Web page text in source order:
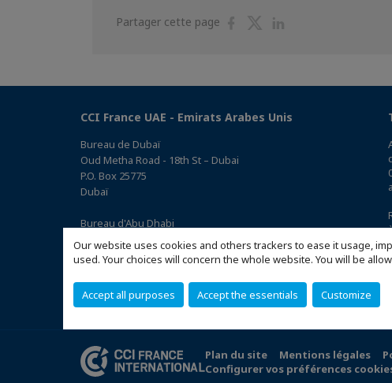
Our website uses cookies and others trackers to ease it usage,
used. Your choices will concern the whole website. You will be
Accept all purposes Accept the essentials Customize
Partager cette page
PartagerPartager
CCI France UAE - Emirats Arabes Unis
Bureau de Dubaï
Oud Metha Road - 18th St – Dubai
P.O. Box 25775
Dubaï
Bureau d'Abu Dhabi
Office 05, 0 Floor, Building# 14, Hamad Suhail Al Khaily Est.,
junction of 12 Al Keebal St. and Al Meena St.
(Accéder au plan)
Plan du site Mentions légales
Configurer vos préférences